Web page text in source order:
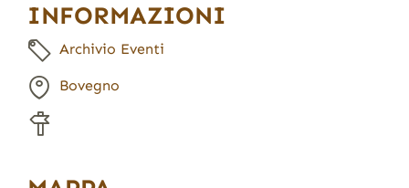
INFORMAZIONI
Archivio Eventi
Bovegno